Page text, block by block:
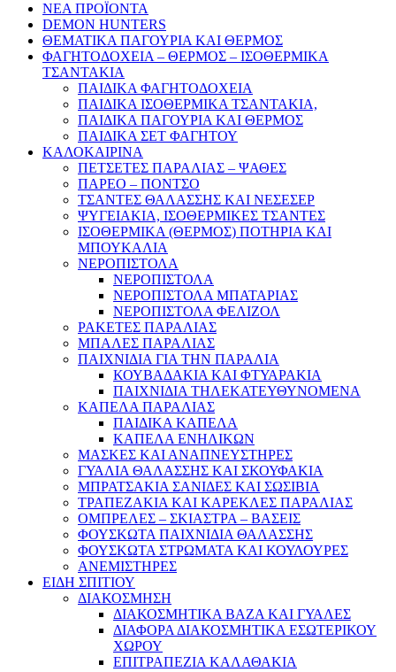
ΝΕΑ ΠΡΟΪΟΝΤΑ
DEMON HUNTERS
ΘΕΜΑΤΙΚΑ ΠΑΓΟΥΡΙΑ ΚΑΙ ΘΕΡΜΟΣ
ΦΑΓΗΤΟΔΟΧΕΙΑ – ΘΕΡΜΟΣ – ΙΣΟΘΕΡΜΙΚΑ
ΤΣΑΝΤΑΚΙΑ
ΠΑΙΔΙΚΑ ΦΑΓΗΤΟΔΟΧΕΙΑ
ΠΑΙΔΙΚΑ ΙΣΟΘΕΡΜΙΚΑ ΤΣΑΝΤΑΚΙΑ,
ΠΑΙΔΙΚΑ ΠΑΓΟΥΡΙΑ ΚΑΙ ΘΕΡΜΟΣ
ΠΑΙΔΙΚΑ ΣΕΤ ΦΑΓΗΤΟΥ
ΚΑΛΟΚΑΙΡΙΝΑ
ΠΕΤΣΕΤΕΣ ΠΑΡΑΛΙΑΣ – ΨΑΘΕΣ
ΠΑΡΕΟ – ΠΟΝΤΣΟ
ΤΣΑΝΤΕΣ ΘΑΛΑΣΣΗΣ ΚΑΙ ΝΕΣΕΣΕΡ
ΨΥΓΕΙΑΚΙΑ, ΙΣΟΘΕΡΜΙΚΕΣ ΤΣΑΝΤΕΣ
ΙΣΟΘΕΡΜΙΚΑ (ΘΕΡΜΟΣ) ΠΟΤΗΡΙΑ ΚΑΙ
ΜΠΟΥΚΑΛΙΑ
ΝΕΡΟΠΙΣΤΟΛΑ
ΝΕΡΟΠΙΣΤΟΛΑ
ΝΕΡΟΠΙΣΤΟΛΑ ΜΠΑΤΑΡΙΑΣ
ΝΕΡΟΠΙΣΤΟΛΑ ΦΕΛΙΖΟΛ
ΡΑΚΕΤΕΣ ΠΑΡΑΛΙΑΣ
ΜΠΑΛΕΣ ΠΑΡΑΛΙΑΣ
ΠΑΙΧΝΙΔΙΑ ΓΙΑ ΤΗΝ ΠΑΡΑΛΙΑ
ΚΟΥΒΑΔΑΚΙΑ ΚΑΙ ΦΤΥΑΡΑΚΙΑ
ΠΑΙΧΝΙΔΙΑ ΤΗΛΕΚΑΤΕΥΘΥΝΟΜΕΝΑ
ΚΑΠΕΛΑ ΠΑΡΑΛΙΑΣ
ΠΑΙΔΙΚΑ ΚΑΠΕΛΑ
ΚΑΠΕΛΑ ΕΝΗΛΙΚΩΝ
ΜΑΣΚΕΣ ΚΑΙ ΑΝΑΠΝΕΥΣΤΗΡΕΣ
ΓΥΑΛΙΑ ΘΑΛΑΣΣΗΣ ΚΑΙ ΣΚΟΥΦΑΚΙΑ
ΜΠΡΑΤΣΑΚΙΑ ΣΑΝΙΔΕΣ ΚΑΙ ΣΩΣΙΒΙΑ
ΤΡΑΠΕΖΑΚΙΑ ΚΑΙ ΚΑΡΕΚΛΕΣ ΠΑΡΑΛΙΑΣ
ΟΜΠΡΕΛΕΣ – ΣΚΙΑΣΤΡΑ – ΒΑΣΕΙΣ
ΦΟΥΣΚΩΤΑ ΠΑΙΧΝΙΔΙΑ ΘΑΛΑΣΣΗΣ
ΦΟΥΣΚΩΤΑ ΣΤΡΩΜΑΤΑ ΚΑΙ ΚΟΥΛΟΥΡΕΣ
ΑΝΕΜΙΣΤΗΡΕΣ
ΕΙΔΗ ΣΠΙΤΙΟΥ
ΔΙΑΚΟΣΜΗΣΗ
ΔΙΑΚΟΣΜΗΤΙΚΑ ΒΑΖΑ ΚΑΙ ΓΥΑΛΕΣ
ΔΙΑΦΟΡΑ ΔΙΑΚΟΣΜΗΤΙΚΑ ΕΣΩΤΕΡΙΚΟΥ
ΧΩΡΟΥ
ΕΠΙΤΡΑΠΕΖΙΑ ΚΑΛΑΘΑΚΙΑ